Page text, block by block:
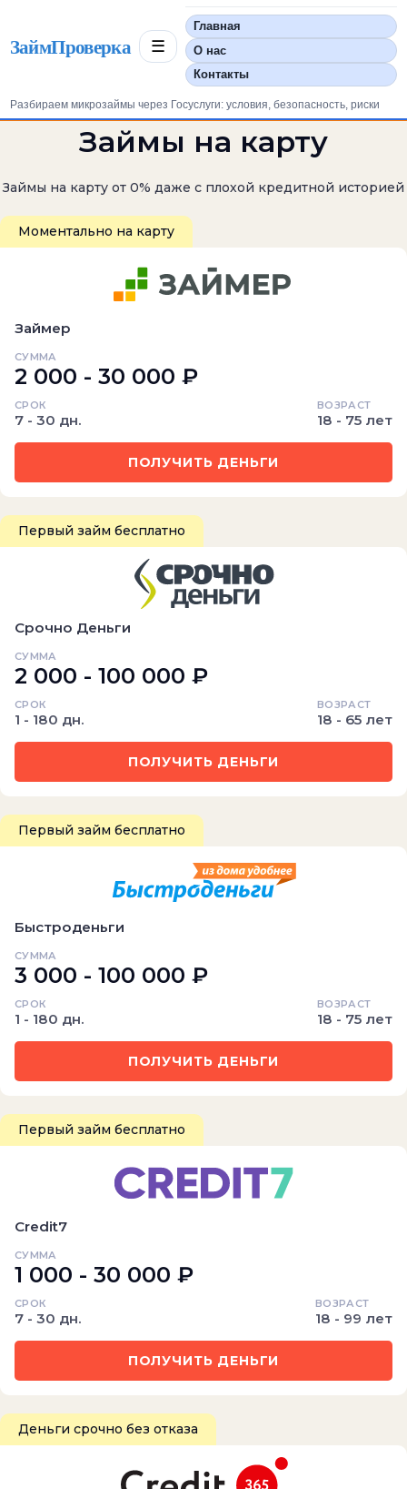
ЗаймПроверка ☰
Главная
О нас
Контакты
Разбираем микрозаймы через Госуслуги: условия, безопасность, риски
Займы на карту
Займы на карту от 0% даже с плохой кредитной историей
Моментально на карту
Займер
СУММА
2 000 - 30 000 ₽
СРОК
7 - 30 дн.
ВОЗРАСТ
18 - 75 лет
ПОЛУЧИТЬ ДЕНЬГИ
Первый займ бесплатно
Срочно Деньги
СУММА
2 000 - 100 000 ₽
СРОК
1 - 180 дн.
ВОЗРАСТ
18 - 65 лет
ПОЛУЧИТЬ ДЕНЬГИ
Первый займ бесплатно
Быстроденьги
СУММА
3 000 - 100 000 ₽
СРОК
1 - 180 дн.
ВОЗРАСТ
18 - 75 лет
ПОЛУЧИТЬ ДЕНЬГИ
Первый займ бесплатно
Credit7
СУММА
1 000 - 30 000 ₽
СРОК
7 - 30 дн.
ВОЗРАСТ
18 - 99 лет
ПОЛУЧИТЬ ДЕНЬГИ
Деньги срочно без отказа